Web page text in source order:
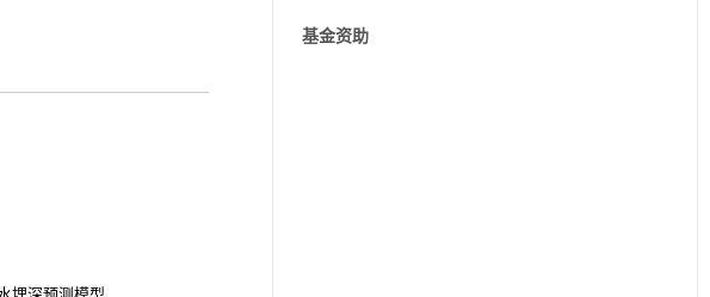
基金资助